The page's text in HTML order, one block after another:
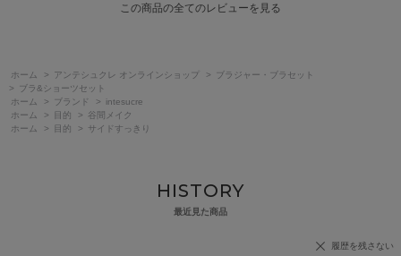
この商品の全てのレビューを見る
ホーム > アンテシュクレ オンラインショップ >
ブラジャー・ブラセット
>
ブラ&ショーツセット
ホーム
> ブランド >
intesucre
ホーム
> 目的 >
谷間メイク
ホーム
> 目的 > サイドすっきり
HISTORY
最近見た商品
履歴を残さない